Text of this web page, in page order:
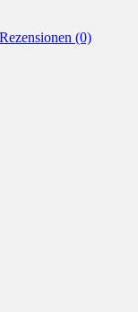
Rezensionen (0)